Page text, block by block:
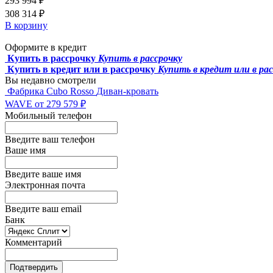
308 314 ₽
В корзину
Оформите в кредит
Купить в рассрочку Купить в рассрочку
Купить в кредит или в рассрочку Купить в кредит или в
Вы недавно смотрели
Фабрика Cubo Rosso Диван-кровать
WAVE от 279 579 ₽
Мобильный телефон
Введите ваш телефон
Ваше имя
Введите ваше имя
Электронная почта
Введите ваш email
Банк
Комментарий
Подтвердить